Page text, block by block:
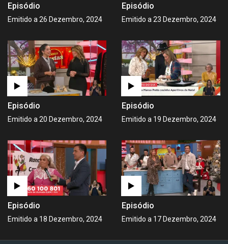
Episódio
Emitido a 26 Dezembro, 2024
Episódio
Emitido a 23 Dezembro, 2024
Episódio
Emitido a 20 Dezembro, 2024
Episódio
Emitido a 19 Dezembro, 2024
Episódio
Emitido a 18 Dezembro, 2024
Episódio
Emitido a 17 Dezembro, 2024